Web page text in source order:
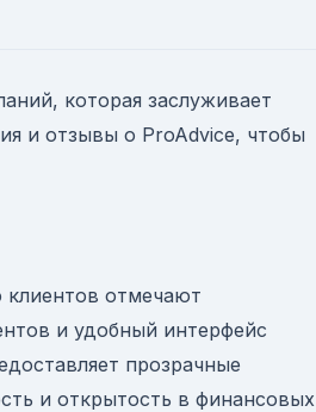
которая заслуживает
и отзывы о ProAdvice, чтобы
отмечают
и удобный интерфейс
прозрачные
и открытость в финансовых